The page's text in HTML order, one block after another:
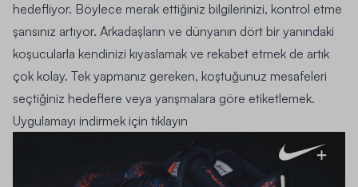
hedefliyor. Böylece merak ettiğiniz bilgilerinizi, kontrol etme
şansınız artıyor. Arkadaşların ve dünyanın dört bir yanındaki
koşucularla kendinizi kıyaslamak ve rekabet etmek de artık
çok kolay. Tek yapmanız gereken, koştuğunuz mesafeleri
seçtiğiniz hedeflere veya yarışmalara göre etiketlemek.
Uygulamayı indirmek için tıklayın